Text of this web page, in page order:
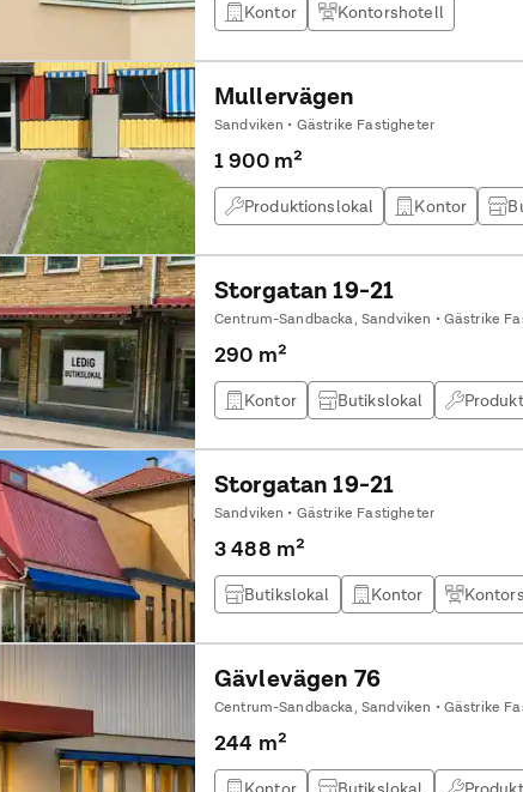
Kontor Kontorshotell
Mullervägen
Sandviken • Gästrike Fastigheter
1 900 m²
Produktionslokal Kontor
Storgatan 19-21
Centrum-Sandbacka, Sandviken • Gästrike
290 m²
Kontor Butikslokal
Storgatan 19-21
Sandviken • Gästrike Fastigheter
3 488 m²
Butikslokal Kontor
Gävlevägen 76
Centrum-Sandbacka, Sandviken • Gästrike
244 m²